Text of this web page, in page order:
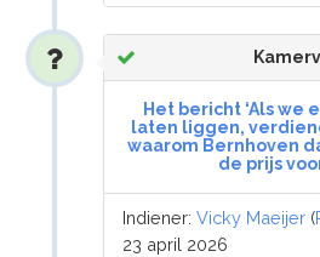
Het bericht ‘Als we
laten liggen,
waarom Bernhoven
de prijs
Indiener:Vicky Maeijer (
23 april 2026